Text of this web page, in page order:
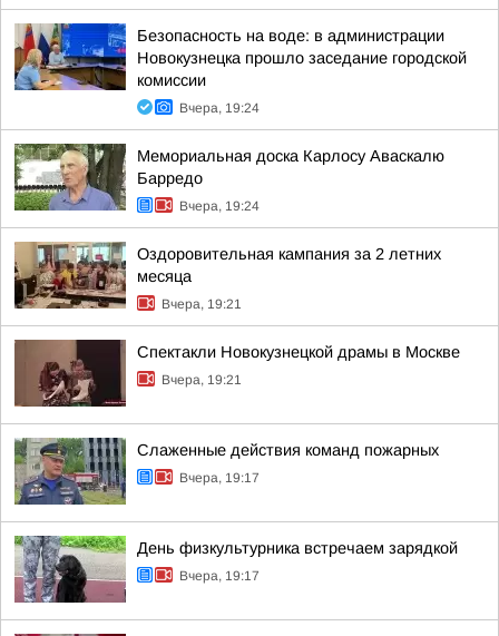
Безопасность на воде: в администрации
Новокузнецка прошло заседание городской
комиссии
Вчера, 19:24
Мемориальная доска Карлосу Аваскалю
Барредо
Вчера, 19:24
Оздоровительная кампания за 2 летних
месяца
Вчера, 19:21
Спектакли Новокузнецкой драмы в Москве
Вчера, 19:21
Слаженные действия команд пожарных
Вчера, 19:17
День физкультурника встречаем зарядкой
Вчера, 19:17